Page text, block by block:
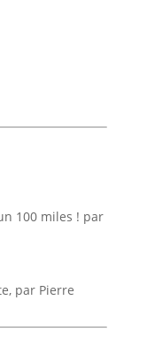
100 miles ! par
par Pierre